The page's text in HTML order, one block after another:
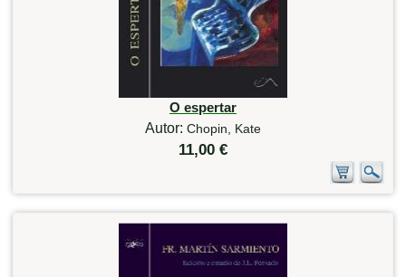
O espertar
Autor: Chopin, Kate
11,00 €